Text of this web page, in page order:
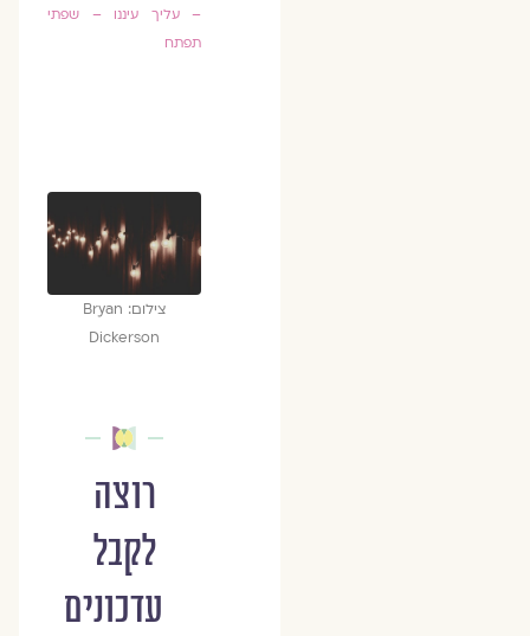
– עליך עיננו – שפתי
תפתח
צילום: Bryan
Dickerson
רוצה
לקבל
עדכונים